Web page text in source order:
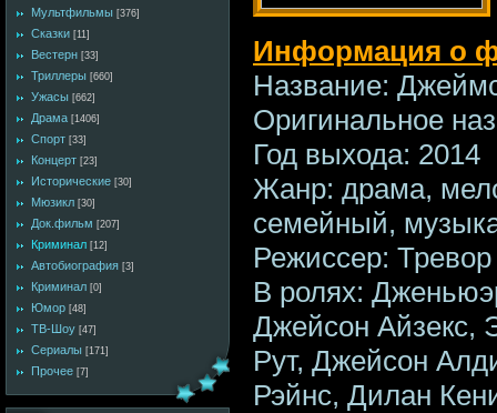
Мультфильмы [376]
Сказки [11]
Вестерн [33]
Триллеры [660]
Ужасы [662]
Драма [1406]
Спорт [33]
Концерт [23]
Исторические [30]
Мюзикл [30]
Док.фильм [207]
Криминал [12]
Автобиография [3]
Криминал [0]
Юмор [48]
ТВ-Шоу [47]
Сериалы [171]
Прочее [7]
Информация о
Название:
Оригинальное
Год выхода: 2014
Жанр: драма,
семейный,
Режиссер:
В ролях:
Джейсон Айзекс,
Рут, Джейсон
Рэйнс, Дилан